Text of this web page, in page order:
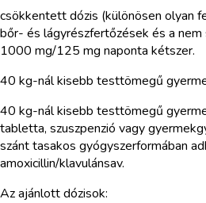
csökkentett dózis (különösen olyan
bőr- és lágyrészfertőzések és a nem
1000 mg/125 mg naponta kétszer.
40 kg-nál kisebb testtömegű
40 kg-nál kisebb testtömegű
tabletta, szuszpenzió vagy
szánt tasakos gyógyszerformában
amoxicillin/klavulánsav.
Az ajánlott dózisok: